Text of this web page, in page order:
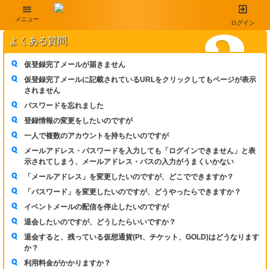
ログイン
メニュー
よくある質問
仮登録完了メールが届きません
仮登録完了メールに記載されているURLをクリックしてもページが表示
されません
パスワードを忘れました
登録情報の変更をしたいのですが
一人で複数のアカウントを持ちたいのですが
メールアドレス・パスワードを入力しても「ログインできません」と表
示されてしまう、メールアドレス・パスの入力がうまくいかない
「メールアドレス」を変更したいのですが、どこでできますか？
「パスワード」を変更したいのですが、どうやったらできますか？
イベントメールの配信を停止したいのですが
退会したいのですが、どうしたらいいですか？
退会すると、残っている仮想通貨(Pt、チケット、GOLD)はどうなります
か？
利用料金がかかりますか？